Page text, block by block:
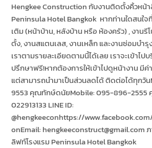
Hengkee Construction กับงานติดตั้งคิ้วหน้
Peninsula Hotel Bangkok หากท่านใดสนใ
เติม (หน้าบ้าน, หลังบ้าน หรือ ห้องครัว) , งานรี
ตั้ง, งานสแตนเลส, งานเหล็ก และงานซ่อมบ
เราตามรายละเอียดตามนี้ได้เลย เราจะเข้าไป
ปรึกษาฟรี!หากต้องการให้เข้าไปดูหน้างาน มีค่
แต่สามารถนำมาเป็นส่วนลดได้ ติดต่อได้ทุกวั
9553 คุณทักษ์ดนัยMobile: 095-896-2555
022913133 LINE ID:​
@hengkeeconhttps://
onEmail: hengkeeconstruct@gmail.com
ลิฟท์โรงแรม Peninsula Hotel Bangkok